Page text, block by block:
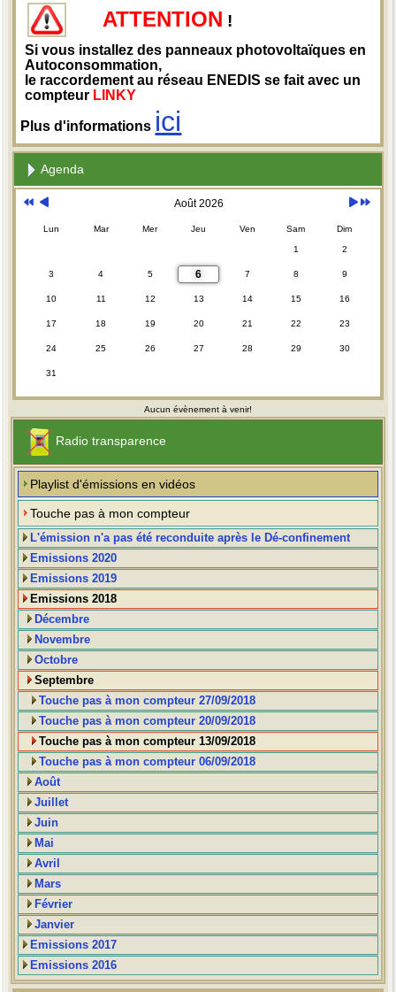
ATTENTION !
Si vous installez des panneaux photovoltaïques en
Autoconsommation,
le raccordement au réseau ENEDIS se fait avec un
compteur LINKY
Plus d'informations ici
Agenda
Août 2026
Lun Mar Mer Jeu Ven Sam Dim
1 2
3 4 5 6 7 8 9
10 11 12 13 14 15 16
17 18 19 20 21 22 23
24 25 26 27 28 29 30
31
Aucun évènement à venir!
Radio transparence
Playlist d'émissions en vidéos
Touche pas à mon compteur
L'émission n'a pas été reconduite après le Dé-confinement
Emissions 2020
Emissions 2019
Emissions 2018
Décembre
Novembre
Octobre
Septembre
Touche pas à mon compteur 27/09/2018
Touche pas à mon compteur 20/09/2018
Touche pas à mon compteur 13/09/2018
Touche pas à mon compteur 06/09/2018
Août
Juillet
Juin
Mai
Avril
Mars
Février
Janvier
Emissions 2017
Emissions 2016